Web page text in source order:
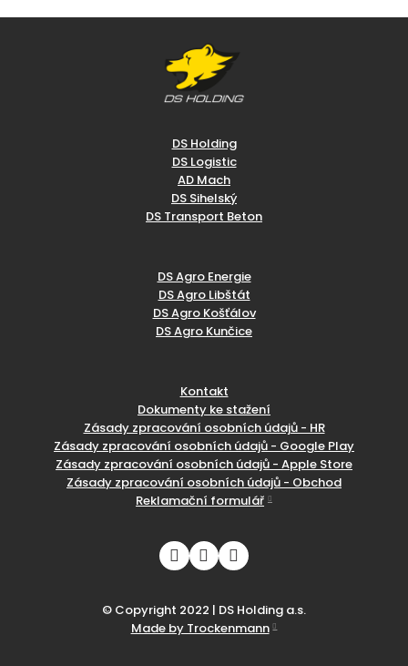
DS Holding
DS Logistic
AD Mach
DS Sihelský
DS Transport Beton
DS Agro Energie
DS Agro Libštát
DS Agro Košťálov
DS Agro Kunčice
Kontakt
Dokumenty ke stažení
Zásady zpracování osobních údajů - HR
Zásady zpracování osobních údajů - Google Play
Zásady zpracování osobních údajů - Apple Store
Zásady zpracování osobních údajů - Obchod
Reklamační formulář
© Copyright 2022 | DS Holding a.s.
Made by Trockenmann